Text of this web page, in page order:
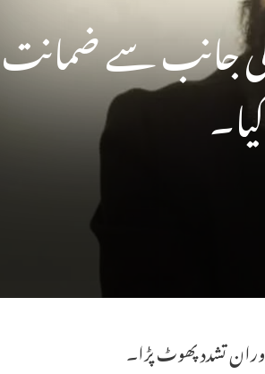
کورٹ کی جانب سے ضمانت
تشدد پھوٹ پڑا۔